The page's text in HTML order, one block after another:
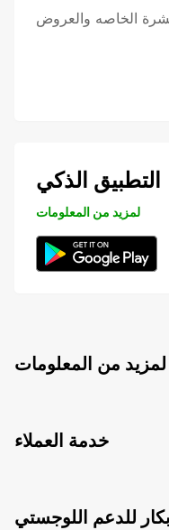
الخاصه والعروض
التطبيق الذكي
لمزيد من المعلومات
لمزيد من المعلومات
خدمة العملاء
للدعم اللوجستي